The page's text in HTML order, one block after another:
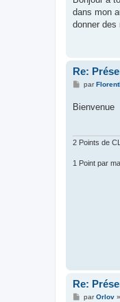
a
g
dans mon
donner des
Re:
M
s
par
Bienvenue
2 Points de
1 Point par
Re:
MparOrlov»